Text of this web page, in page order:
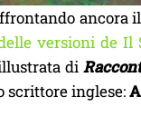
ancora
versioni de
di
scrittore inglese: